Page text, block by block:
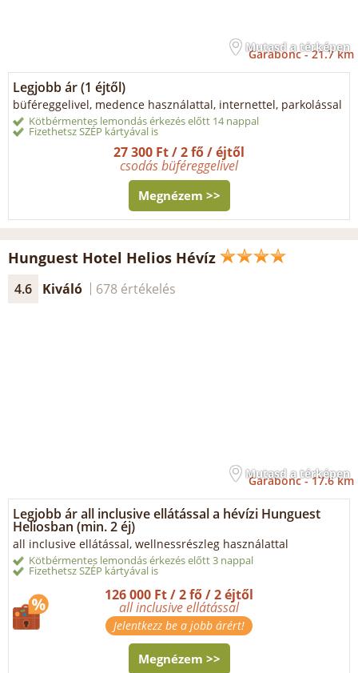
Mutasd a térképen
Garabonc -21.7 km
Legjobb ár (1 éjtől)
büféreggelivel, medence használattal, internettel, parkolással
Kötbérmentes lemondás érkezés előtt 14 nappal
Fizethetsz SZÉP kártyával is
27 300 Ft / 2 fő / éjtől
csodás büféreggelivel
Megnézem >>
Hunguest Hotel Helios Hévíz
4.6 Kiváló 678 értékelés
Mutasd a térképen
Garabonc -17.6 km
Legjobb ár all inclusive ellátással a hévízi Hunguest
Heliosban (min. 2 éj)
all inclusive ellátással, wellnessrészleg használattal
Kötbérmentes lemondás érkezés előtt 3 nappal
Fizethetsz SZÉP kártyával is
126 000 Ft / 2 fő / 2 éjtől
all inclusive ellátással
Jelentkezz be a jobb árért!
Megnézem >>